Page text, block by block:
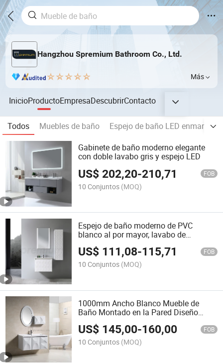
Hangzhou Spremium Bathroom Co., Ltd.
Más
InicioProductoEmpresaDescubrirContacto
Todos Muebles de baño
Espejo de baño LED enmarcado
Gabinete de baño moderno elegante
con doble lavabo gris y espejo LED
US$202,20-210,71 FOB
10 Conjuntos (MOQ)
Espejo de baño moderno de PVC
blanco al por mayor, lavabo de
cerámica, tocador
US$ 111,08-115,71 FOB
10 Conjuntos (MOQ)
1000mm Ancho Blanco Mueble de
Baño Montado en la Pared Diseño
Moderno Gabinete de PVC
US$ 145,00-160,00 FOB
10 Conjuntos (MOQ)